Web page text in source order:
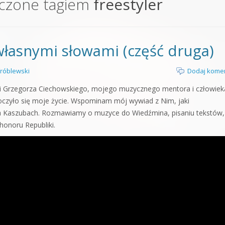
od podstaw
Kompendium
tagiem freestyler
słowami (część druga)
Dodaj
Ciechowskiego, mojego muzycznego mentora i
się moje życie. Wspominam mój wywiad z Nim, jaki
Rozmawiamy o muzyce do Wiedźmina, pisaniu tekstów,
Republiki.